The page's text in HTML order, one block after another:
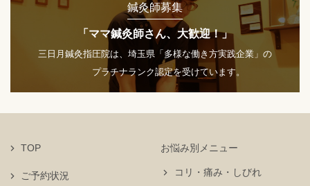
鍼灸師募集
「ママ鍼灸師さん、大歓迎！」
三日月鍼灸指圧院は、埼玉県「多様な働き方実践企業」の
プラチナランク認定を受けています。
TOP
ご予約状況
お悩み別メニュー
コリ・痛み・しびれ